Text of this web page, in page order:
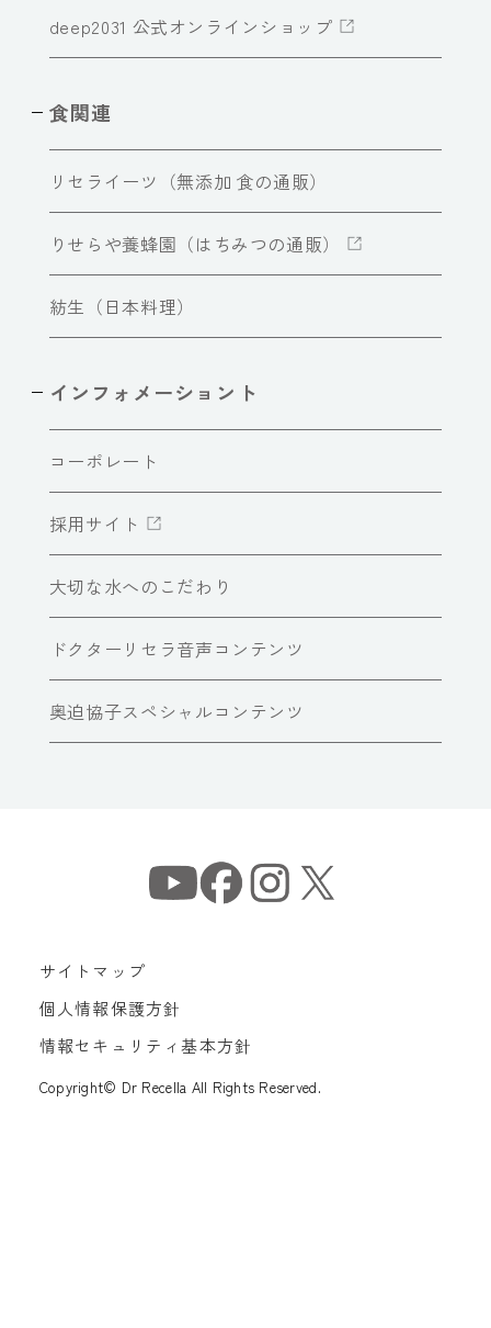
deep2031 公式オンラインショップ
食関連
リセライーツ（無添加 食の通販）
りせらや養蜂園（はちみつの通販）
紡生（日本料理）
インフォメーショント
コーポレート
採用サイト
大切な水へのこだわり
ドクターリセラ音声コンテンツ
奥迫協子スペシャルコンテンツ
サイトマップ
個人情報保護方針
情報セキュリティ基本方針
Copyright© Dr Recella All Rights Reserved.